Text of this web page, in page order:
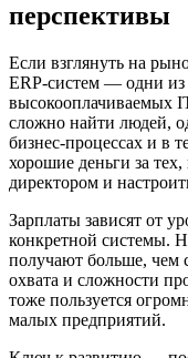
перспективы
Если взглянуть на
ERP-систем — одни
высокооплачиваемых
сложно найти людей,
бизнес-процессах и в
хорошие деньги за
директором и
Зарплаты зависят от
конкретной системы.
получают больше, чем
охвата и сложности
тоже пользуется
малых предприятий.